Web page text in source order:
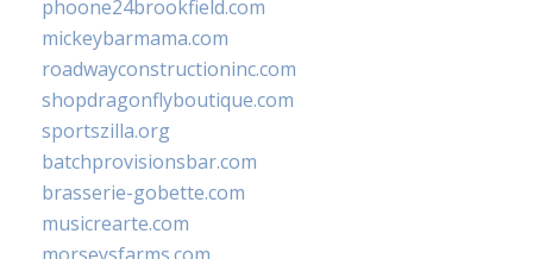
phoone24brookfield.com
mickeybarmama.com
roadwayconstructioninc.com
shopdragonflyboutique.com
sportszilla.org
batchprovisionsbar.com
brasserie-gobette.com
musicrearte.com